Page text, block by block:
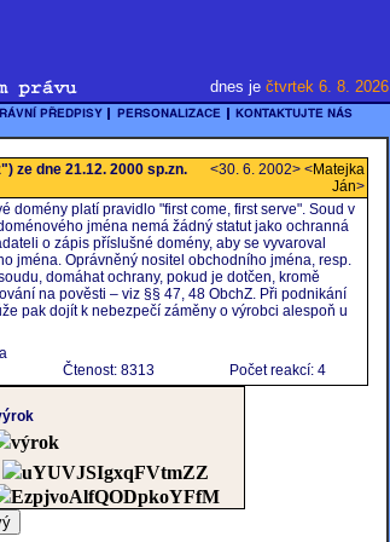
dnes je čtvrtek 6. 8. 2026
ze dne 21.12. 2000 sp.zn.
<30. 6. 2002> <Matejka
Ján>
domény platí pravidlo "first come, first serve". Soud v
jména nemá žádný statut jako ochranná
o zápis příslušné domény, aby se vyvaroval
jména. Oprávněný nositel obchodního jména, resp.
domáhat ochrany, pokud je dotčen, kromě
na pověsti – viz §§ 47, 48 ObchZ. Při podnikání
pak dojít k nebezpečí záměny o výrobci alespoň u
Čtenost: 8313
Počet reakcí: 4
výrok
uYUVJSIgxqFVtmZZ
EzpjvoAlfQODpkoYFfM